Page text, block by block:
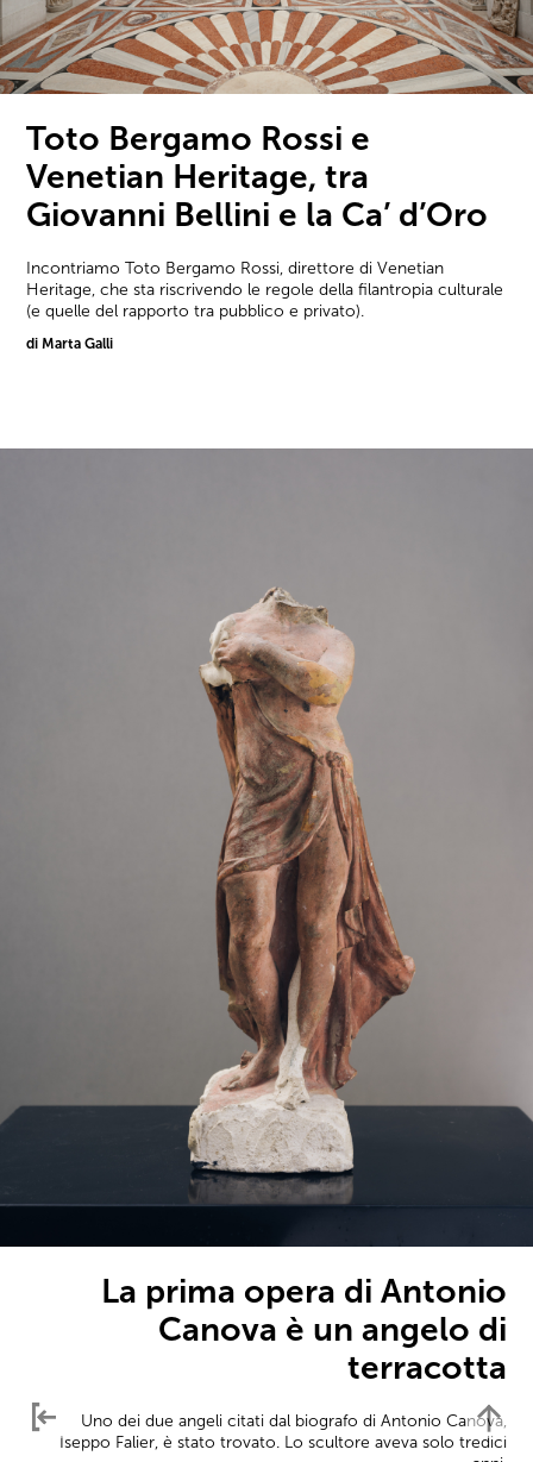
Toto Bergamo Rossi e
Venetian Heritage, tra
Giovanni Bellini e la Ca’ d’Oro
Incontriamo Toto Bergamo Rossi, direttore di Venetian
Heritage, che sta riscrivendo le regole della filantropia culturale
(e quelle del rapporto tra pubblico e privato).
di Marta Galli
La prima opera di Antonio
Canova è un angelo di
terracotta
Uno dei due angeli citati dal biografo di Antonio Canova,
Iseppo Falier, è stato trovato. Lo scultore aveva solo tredici